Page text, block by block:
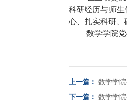
科研经历与师生
心、扎实科研、
数学学院
上一篇： 数学学
下一篇： 数学学